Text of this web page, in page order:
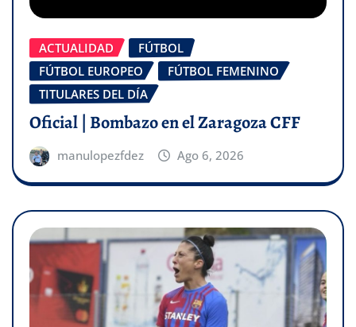
ACTUALIDAD
FÚTBOL
FÚTBOL EUROPEO
FÚTBOL FEMENINO
TITULARES DEL DÍA
Oficial | Bombazo en el Zaragoza CFF
manulopezfdez Ago 6, 2026